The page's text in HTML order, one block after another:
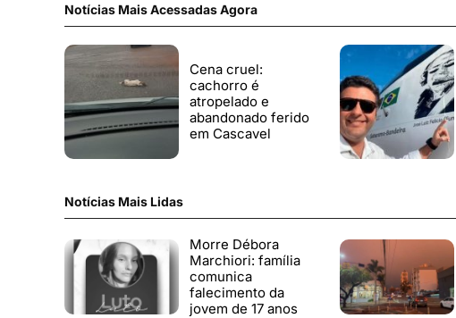
Notícias Mais Acessadas Agora
Cena cruel:
cachorro é
atropelado e
abandonado ferido
em Cascavel
Notícias Mais Lidas
Morre Débora
Marchiori: família
comunica
falecimento da
jovem de 17 anos